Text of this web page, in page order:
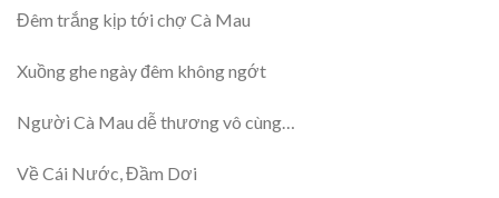
Đêm trắng kịp tới chợ Cà Mau
Xuồng ghe ngày đêm không ngớt
Người Cà Mau dễ thương vô cùng…
Về Cái Nước, Đầm Dơi